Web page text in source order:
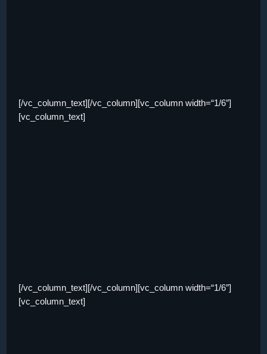
[/vc_column_text][/vc_column][vc_column width=“1/6″]
[vc_column_text]
[/vc_column_text][/vc_column][vc_column width=“1/6″]
[vc_column_text]